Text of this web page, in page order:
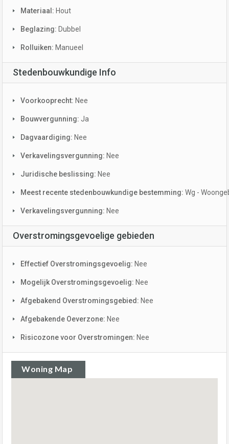
Materiaal: Hout
Beglazing: Dubbel
Rolluiken: Manueel
Stedenbouwkundige Info
Voorkooprecht: Nee
Bouwvergunning: Ja
Dagvaardiging: Nee
Verkavelingsvergunning: Nee
Juridische beslissing: Nee
Meest recente stedenbouwkundige bestemming: Wg -
Verkavelingsvergunning: Nee
Overstromingsgevoelige gebieden
Effectief Overstromingsgevoelig: Nee
Mogelijk Overstromingsgevoelig: Nee
Afgebakend Overstromingsgebied: Nee
Afgebakende Oeverzone: Nee
Risicozone voor Overstromingen: Nee
Woning Map